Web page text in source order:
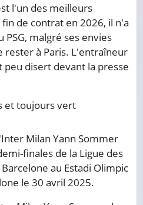
l'un des meilleurs
de contrat en 2026, il n'a
malgré ses envies
rester à Paris. L'entraîneur
peu disert devant la presse
et toujours vert